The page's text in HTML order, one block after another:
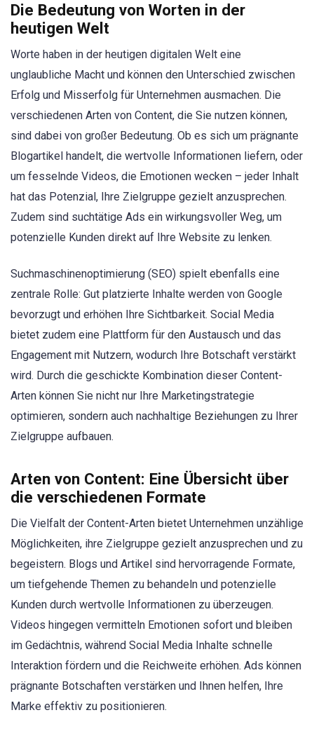
Die Bedeutung von Worten in der
heutigen Welt
Worte haben in der heutigen digitalen Welt eine
unglaubliche Macht und können den Unterschied zwischen
Erfolg und Misserfolg für Unternehmen ausmachen. Die
verschiedenen Arten von Content, die Sie nutzen können,
sind dabei von großer Bedeutung. Ob es sich um prägnante
Blogartikel handelt, die wertvolle Informationen liefern, oder
um fesselnde Videos, die Emotionen wecken – jeder Inhalt
hat das Potenzial, Ihre Zielgruppe gezielt anzusprechen.
Zudem sind suchtätige Ads ein wirkungsvoller Weg, um
potenzielle Kunden direkt auf Ihre Website zu lenken.
Suchmaschinenoptimierung (SEO) spielt ebenfalls eine
zentrale Rolle: Gut platzierte Inhalte werden von Google
bevorzugt und erhöhen Ihre Sichtbarkeit. Social Media
bietet zudem eine Plattform für den Austausch und das
Engagement mit Nutzern, wodurch Ihre Botschaft verstärkt
wird. Durch die geschickte Kombination dieser Content-
Arten können Sie nicht nur Ihre Marketingstrategie
optimieren, sondern auch nachhaltige Beziehungen zu Ihrer
Zielgruppe aufbauen.
Arten von Content: Eine Übersicht über
die verschiedenen Formate
Die Vielfalt der Content-Arten bietet Unternehmen unzählige
Möglichkeiten, ihre Zielgruppe gezielt anzusprechen und zu
begeistern. Blogs und Artikel sind hervorragende Formate,
um tiefgehende Themen zu behandeln und potenzielle
Kunden durch wertvolle Informationen zu überzeugen.
Videos hingegen vermitteln Emotionen sofort und bleiben
im Gedächtnis, während Social Media Inhalte schnelle
Interaktion fördern und die Reichweite erhöhen. Ads können
prägnante Botschaften verstärken und Ihnen helfen, Ihre
Marke effektiv zu positionieren.